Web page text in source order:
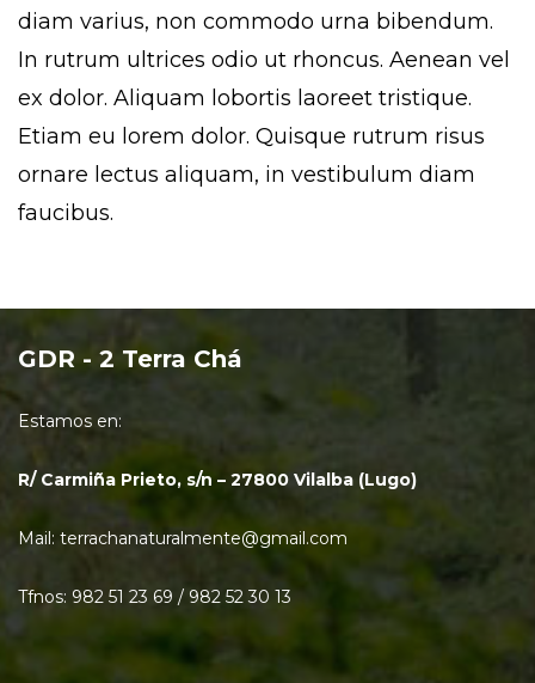
diam varius, non commodo urna bibendum.
In rutrum ultrices odio ut rhoncus. Aenean vel
ex dolor. Aliquam lobortis laoreet tristique.
Etiam eu lorem dolor. Quisque rutrum risus
ornare lectus aliquam, in vestibulum diam
faucibus.
GDR - 2 Terra Chá
Estamos en:
R/ Carmiña Prieto, s/n – 27800 Vilalba (Lugo)
Mail: terrachanaturalmente@gmail.com
Tfnos: 982 51 23 69 / 982 52 30 13